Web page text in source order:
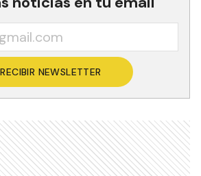
RECIBIR NEWSLETTER